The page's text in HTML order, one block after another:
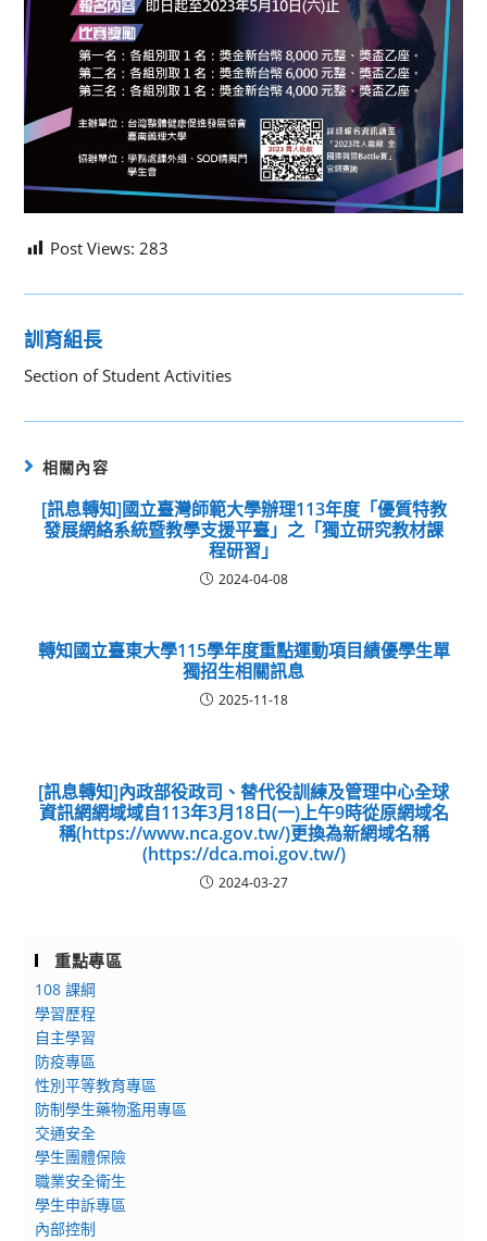
Post Views: 283
訓育組長
Section of Student Activities
相關內容
[訊息轉知]國立臺灣師範大學辦理113年度「優質特教
發展網絡系統暨教學支援平臺」之「獨立研究教材課
程研習」
2024-04-08
轉知國立臺東大學115學年度重點運動項目績優學生單
獨招生相關訊息
2025-11-18
[訊息轉知]內政部役政司、替代役訓練及管理中心全球
資訊網網域域自113年3月18日(一)上午9時從原網域名
稱(https://www.nca.gov.tw/)更換為新網域名稱
(https://dca.moi.gov.tw/)
2024-03-27
重點專區
108 課綱
學習歷程
自主學習
防疫專區
性別平等教育專區
防制學生藥物濫用專區
交通安全
學生團體保險
職業安全衛生
學生申訴專區
內部控制